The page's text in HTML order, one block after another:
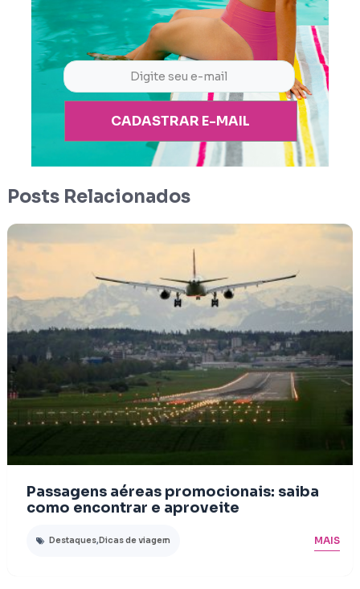
CADASTRAR E-MAIL
Posts Relacionados
Passagens aéreas promocionais: saiba
como encontrar e aproveite
Destaques,Dicas de viagem MAIS